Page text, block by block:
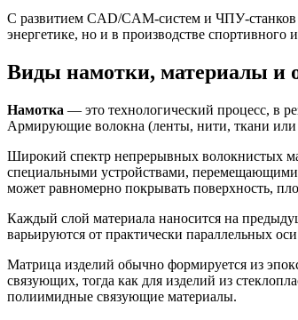
С развитием CAD/CAM-систем и ЧПУ-станков
энергетике, но и в производстве спортивного
Виды намотки, материалы и
Намотка — это технологический процесс, в
Армирующие волокна (ленты, нити, ткани
Широкий спектр непрерывных волокнистых
специальными устройствами,
может равномерно покрывать поверхность,
Каждый слой материала наносится на
варьируются от практически параллельных
Матрица изделий обычно формируется из
связующих, тогда как для изделий из
полиимидные связующие материалы.